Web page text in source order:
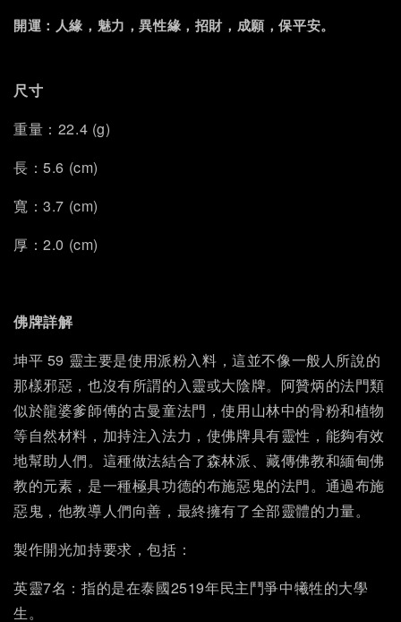
開運：人緣，魅力，異性緣，招財，成願，保平安。
尺寸
重量：22.4 (g)
長：5.6 (cm)
寬：3.7 (cm)
厚：2.0 (cm)
佛牌詳解
坤平 59 靈主要是使用派粉入料，這並不像一般人所說的
那樣邪惡，也沒有所謂的入靈或大陰牌。阿贊炳的法門類
似於龍婆爹師傅的古曼童法門，使用山林中的骨粉和植物
等自然材料，加持注入法力，使佛牌具有靈性，能夠有效
地幫助人們。這種做法結合了森林派、藏傳佛教和緬甸佛
教的元素，是一種極具功德的布施惡鬼的法門。通過布施
惡鬼，他教導人們向善，最終擁有了全部靈體的力量。
製作開光加持要求，包括：
英靈7名：指的是在泰國2519年民主鬥爭中犧牲的大學
生。